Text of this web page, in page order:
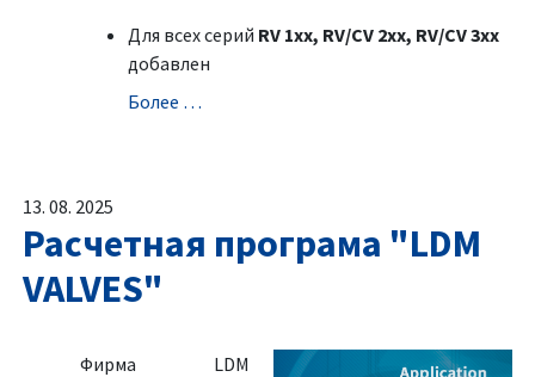
Для всех серий RV 1xx, RV/CV 2xx, RV/CV 3xx
добавлен
Болeе …
13. 08. 2025
Расчетная програма "LDM
VALVES"
Фирма LDM